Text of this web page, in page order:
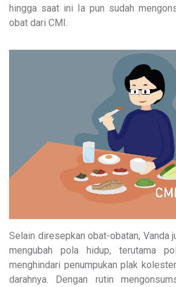
hingga saat ini Ia pun sudah
obat dari CMI.
Selain diresepkan obat-obatan, Vanda
mengubah pola hidup, terutama
menghindari penumpukan plak
darahnya. Dengan rutin